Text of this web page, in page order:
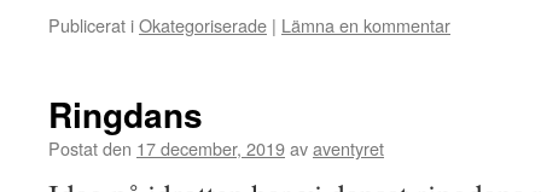
Publicerat iOkategoriserade | Lämna en kommentar
Ringdans
Postat den 17 december, 2019avaventyret